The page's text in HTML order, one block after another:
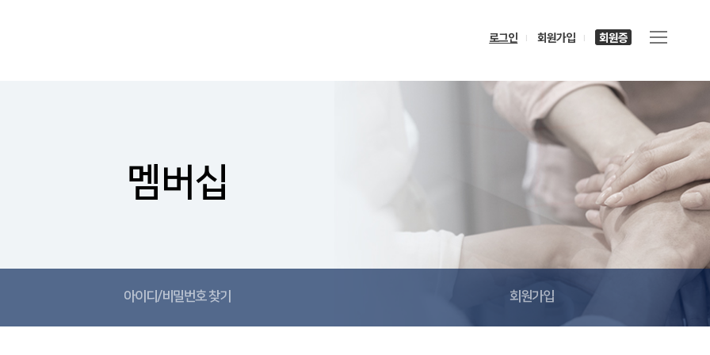
로그인 회원가입 회원증
멤버십
아이디/비밀번호 찾기 회원가입